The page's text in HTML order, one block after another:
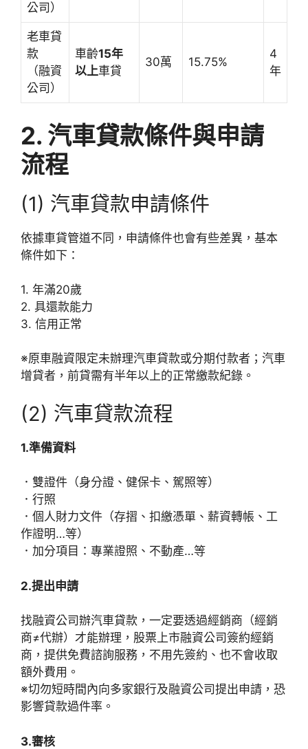
公司）
老車貸
款
（融資
公司）
車齡15年
以上車貸
30萬 15.75%
4
年
2. 汽車貸款條件與申請
流程
(1) 汽車貸款申請條件
依據車貸管道不同，申請條件也會有些差異，基本
條件如下：
1. 年滿20歲
2. 具還款能力
3. 信用正常
※原車融資限定未辦理汽車貸款或分期付款者；汽車
增貸者，前貸需有半年以上的正常繳款紀錄。
(2) 汽車貸款流程
1.準備資料
．雙證件（身分證、健保卡、駕照等）
．行照
．個人財力文件（存摺、扣繳憑單、薪資轉帳、工
作證明…等）
．加分項目：專業證照、不動產…等
2.提出申請
找融資公司辦汽車貸款，一定要透過經銷商（經銷
商≠代辦）才能辦理，股票上市融資公司簽約經銷
商，提供免費諮詢服務，不用先簽約、也不會收取
額外費用。
※切勿短時間內向多家銀行及融資公司提出申請，恐
影響貸款過件率。
3.審核